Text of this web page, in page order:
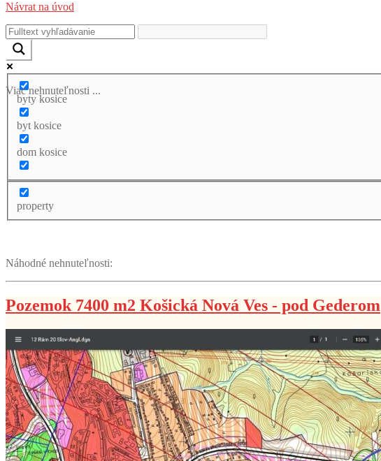
Návrat na úvod
Viac nehnuteľnosti ...
byty kosice
byt kosice
dom kosice
property
Náhodné nehnuteľnosti:
Pozemok 7400 m2 Košická Nová Ves - pod Gederom